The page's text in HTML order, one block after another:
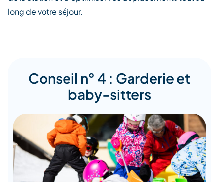
long de votre séjour.
Conseil n° 4 : Garderie et
baby-sitters